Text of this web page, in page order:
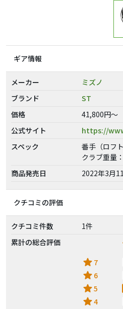
ギア情報
メーカー
ミズノ
ブランド
ST
価格
41,800円～
公式サイト
https://
スペック
番手（ロフ
クラブ重量
商品発売日
2022年3月
クチコミの評価
クチコミ件数
1件
累計の総合評価
star 7
star 6
star5
star4